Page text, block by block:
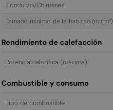
Conducto/Chimenea
Tamaño mínimo de la habitación (m³)
Rendimiento de calefacción
Potencia calorífica (máxima)
Combustible y consumo
Tipo de combustible